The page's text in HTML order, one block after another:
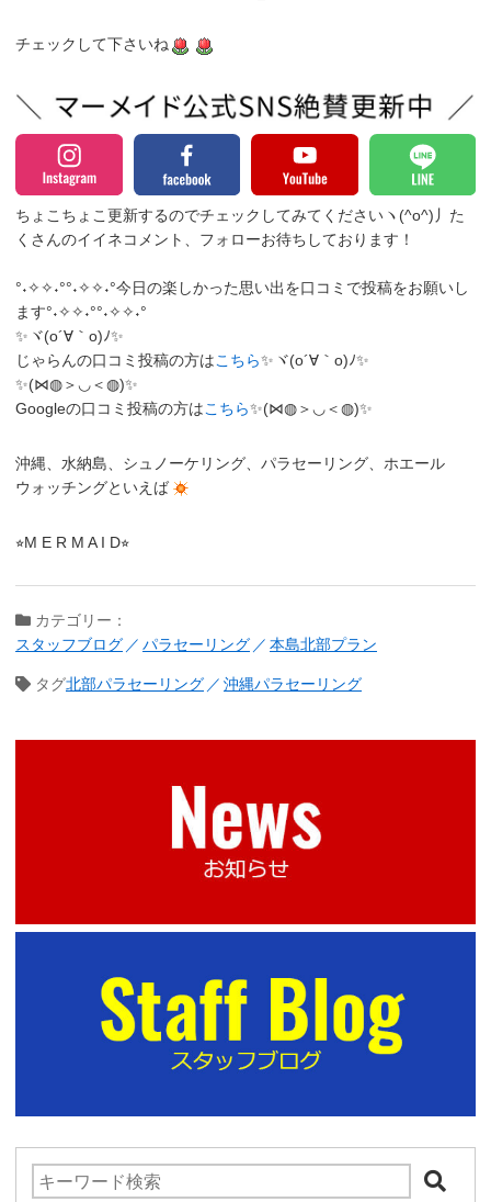
チェックして下さいね
ちょこちょこ更新するのでチェックしてみてくださいヽ(^o^)丿 た
くさんのイイネコメント、フォローお待ちしております！
°˖✧✧˖°°˖✧✧˖°今日の楽しかった思い出を口コミで投稿をお願いし
ます°˖✧✧˖°°˖✧✧˖°
✨ヾ(o´∀｀o)ﾉ✨
じゃらんの口コミ投稿の方はこちら✨ヾ(o´∀｀o)ﾉ✨
✨(⋈◍＞◡＜◍)✨
Googleの口コミ投稿の方はこちら✨(⋈◍＞◡＜◍)✨
沖縄、水納島、シュノーケリング、パラセーリング、ホエール
ウォッチングといえば
⭐︎M E R M A I D⭐︎
カテゴリー：
スタッフブログ
パラセーリング 本島北部プラン
タグ北部パラセーリング 沖縄パラセーリング